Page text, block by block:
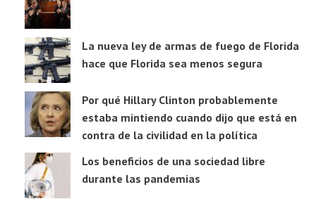
La nueva ley de armas de fuego de Florida
hace que Florida sea menos segura
Por qué Hillary Clinton probablemente
estaba mintiendo cuando dijo que está en
contra de la civilidad en la política
Los beneficios de una sociedad libre
durante las pandemias